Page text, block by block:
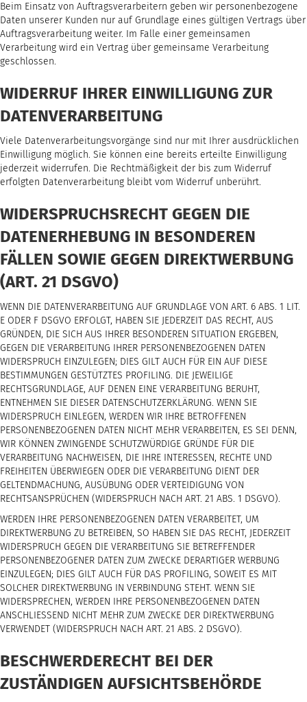
Beim Einsatz von Auftragsverarbeitern geben wir personenbezogene
Daten unserer Kunden nur auf Grundlage eines gültigen Vertrags über
Auftragsverarbeitung weiter. Im Falle einer gemeinsamen
Verarbeitung wird ein Vertrag über gemeinsame Verarbeitung
geschlossen.
WIDERRUF IHRER EINWILLIGUNG ZUR
DATENVERARBEITUNG
Viele Datenverarbeitungsvorgänge sind nur mit Ihrer ausdrücklichen
Einwilligung möglich. Sie können eine bereits erteilte Einwilligung
jederzeit widerrufen. Die Rechtmäßigkeit der bis zum Widerruf
erfolgten Datenverarbeitung bleibt vom Widerruf unberührt.
WIDERSPRUCHSRECHT GEGEN DIE
DATENERHEBUNG IN BESONDEREN
FÄLLEN SOWIE GEGEN DIREKTWERBUNG
(ART. 21 DSGVO)
WENN DIE DATENVERARBEITUNG AUF GRUNDLAGE VON ART. 6 ABS. 1 LIT.
E ODER F DSGVO ERFOLGT, HABEN SIE JEDERZEIT DAS RECHT, AUS
GRÜNDEN, DIE SICH AUS IHRER BESONDEREN SITUATION ERGEBEN,
GEGEN DIE VERARBEITUNG IHRER PERSONENBEZOGENEN DATEN
WIDERSPRUCH EINZULEGEN; DIES GILT AUCH FÜR EIN AUF DIESE
BESTIMMUNGEN GESTÜTZTES PROFILING. DIE JEWEILIGE
RECHTSGRUNDLAGE, AUF DENEN EINE VERARBEITUNG BERUHT,
ENTNEHMEN SIE DIESER DATENSCHUTZERKLÄRUNG. WENN SIE
WIDERSPRUCH EINLEGEN, WERDEN WIR IHRE BETROFFENEN
PERSONENBEZOGENEN DATEN NICHT MEHR VERARBEITEN, ES SEI DENN,
WIR KÖNNEN ZWINGENDE SCHUTZWÜRDIGE GRÜNDE FÜR DIE
VERARBEITUNG NACHWEISEN, DIE IHRE INTERESSEN, RECHTE UND
FREIHEITEN ÜBERWIEGEN ODER DIE VERARBEITUNG DIENT DER
GELTENDMACHUNG, AUSÜBUNG ODER VERTEIDIGUNG VON
RECHTSANSPRÜCHEN (WIDERSPRUCH NACH ART. 21 ABS. 1 DSGVO).
WERDEN IHRE PERSONENBEZOGENEN DATEN VERARBEITET, UM
DIREKTWERBUNG ZU BETREIBEN, SO HABEN SIE DAS RECHT, JEDERZEIT
WIDERSPRUCH GEGEN DIE VERARBEITUNG SIE BETREFFENDER
PERSONENBEZOGENER DATEN ZUM ZWECKE DERARTIGER WERBUNG
EINZULEGEN; DIES GILT AUCH FÜR DAS PROFILING, SOWEIT ES MIT
SOLCHER DIREKTWERBUNG IN VERBINDUNG STEHT. WENN SIE
WIDERSPRECHEN, WERDEN IHRE PERSONENBEZOGENEN DATEN
ANSCHLIESSEND NICHT MEHR ZUM ZWECKE DER DIREKTWERBUNG
VERWENDET (WIDERSPRUCH NACH ART. 21 ABS. 2 DSGVO).
BESCHWERDE­RECHT BEI DER
ZUSTÄNDIGEN AUFSICHTS­BEHÖRDE